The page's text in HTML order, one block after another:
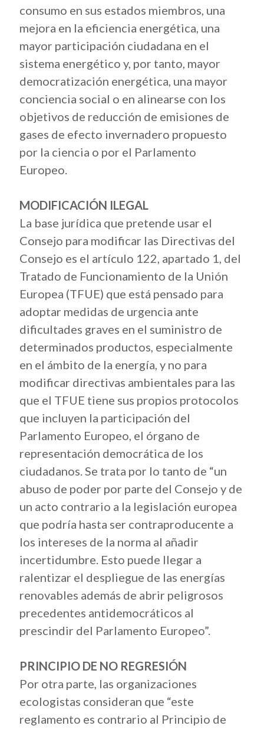
consumo en sus estados miembros, una
mejora en la eficiencia energética, una
mayor participación ciudadana en el
sistema energético y, por tanto, mayor
democratización energética, una mayor
conciencia social o en alinearse con los
objetivos de reducción de emisiones de
gases de efecto invernadero propuesto
por la ciencia o por el Parlamento
Europeo.
MODIFICACIÓN ILEGAL
La base jurídica que pretende usar el
Consejo para modificar las Directivas del
Consejo es el artículo 122, apartado 1, del
Tratado de Funcionamiento de la Unión
Europea (TFUE) que está pensado para
adoptar medidas de urgencia ante
dificultades graves en el suministro de
determinados productos, especialmente
en el ámbito de la energía, y no para
modificar directivas ambientales para las
que el TFUE tiene sus propios protocolos
que incluyen la participación del
Parlamento Europeo, el órgano de
representación democrática de los
ciudadanos.Se trata por lo tanto de “un
abuso de poder por parte del Consejo y de
un acto contrario a la legislación europea
que podría hasta ser contraproducente a
los intereses de la norma al añadir
incertidumbre. Esto puede llegar a
ralentizar el despliegue de las energías
renovables además de abrir peligrosos
precedentes antidemocráticos al
prescindir del Parlamento Europeo”.
PRINCIPIO DE NO REGRESIÓN
Por otra parte, las organizaciones
ecologistas consideran que “este
reglamento es contrario al Principio de